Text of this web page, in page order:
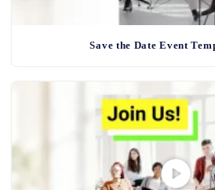
Save the Date Event